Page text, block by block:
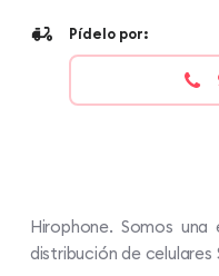
Pídelo por:
Hirophone. Somos
distribución de celulares